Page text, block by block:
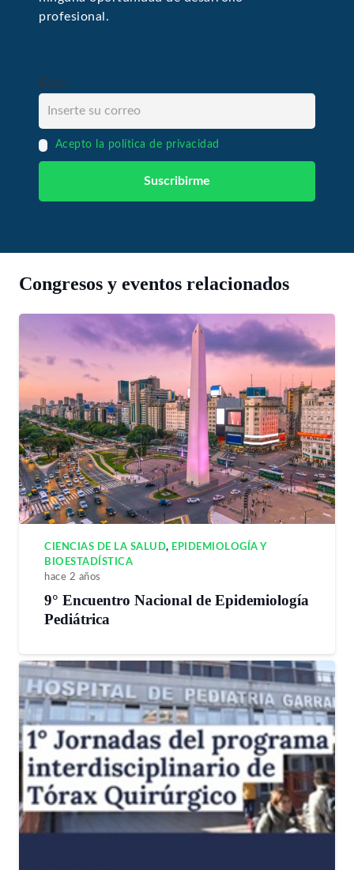
profesional.
Email
Acepto la política de privacidad
Congresos y eventos relacionados
CIENCIAS DE LA SALUD, EPIDEMIOLOGÍA Y
BIOESTADÍSTICA
hace 2 años
9° Encuentro Nacional de Epidemiología
Pediátrica